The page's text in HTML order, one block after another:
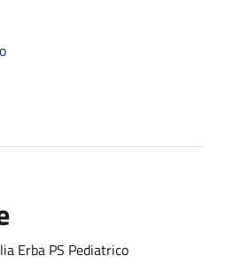
Erba PS Pediatrico